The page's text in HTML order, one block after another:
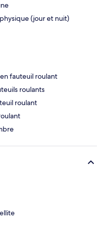
(jour et nuit)
fauteuil roulant
roulants
roulant